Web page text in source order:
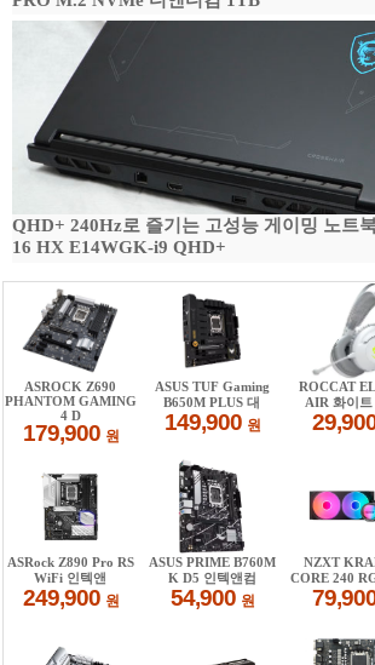
QHD+ 240Hz로 즐기는 고성능 게이밍 노트
16 HX E14WGK-i9 QHD+